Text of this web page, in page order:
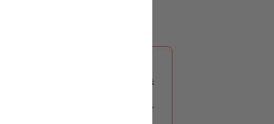
士求人、専門性を存分に発揮でき
長期的に安定したキャリアを築け